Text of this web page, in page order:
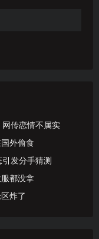
传恋情不属实
外偷食
发分手猜测
都没拿
炸了